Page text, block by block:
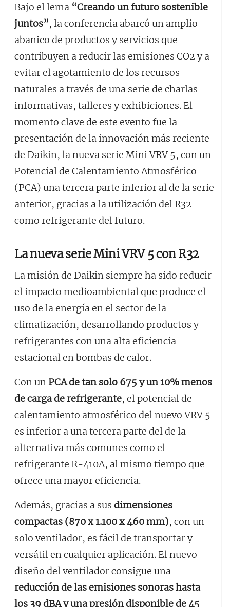
Bajo el lema “Creando un futuro sostenible
juntos”, la conferencia abarcó un amplio
abanico de productos y servicios que
contribuyen a reducir las emisiones CO2 y a
evitar el agotamiento de los recursos
naturales a través de una serie de charlas
informativas, talleres y exhibiciones. El
momento clave de este evento fue la
presentación de la innovación más reciente
de Daikin, la nueva serie Mini VRV 5, con un
Potencial de Calentamiento Atmosférico
(PCA) una tercera parte inferior al de la serie
anterior, gracias a la utilización del R32
como refrigerante del futuro.
La nueva serie Mini VRV 5 con R32
La misión de Daikin siempre ha sido reducir
el impacto medioambiental que produce el
uso de la energía en el sector de la
climatización, desarrollando productos y
refrigerantes con una alta eficiencia
estacional en bombas de calor.
Con un PCA de tan solo 675 y un 10% menos
de carga de refrigerante, el potencial de
calentamiento atmosférico del nuevo VRV 5
es inferior a una tercera parte del de la
alternativa más comunes como el
refrigerante R-410A, al mismo tiempo que
ofrece una mayor eficiencia.
Además, gracias a sus dimensiones
compactas (870 x 1.100 x 460 mm), con un
solo ventilador, es fácil de transportar y
versátil en cualquier aplicación. El nuevo
diseño del ventilador consigue una
reducción de las emisiones sonoras hasta
los 39 dBA y una presión disponible de 45